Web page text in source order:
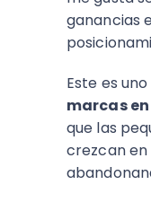
ganancias
Este es
marcas
que las
crezcan